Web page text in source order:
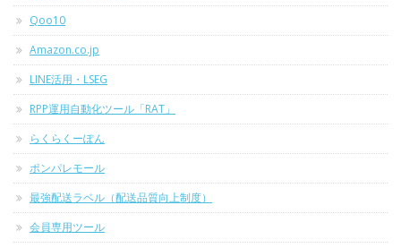
Qoo10
Amazon.co.jp
LINE活用・LSEG
RPP運用自動化ツール「RAT」
らくらくーぽん
ポンパレモール
最強配送ラベル（配送品質向上制度）
会員専用ツール